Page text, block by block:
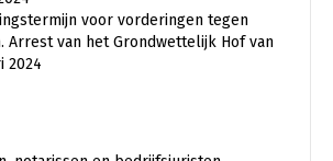
voor vorderingen tegen
Arrest van het Grondwettelijk Hof van
2024